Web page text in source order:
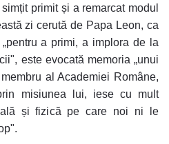
primit și a remarcat modul
zi cerută de Papa Leon, ca
a primi, a implora de la
este evocată memoria „unui
al Academiei Române,
misiunea lui, iese cu mult
și fizică pe care noi ni le